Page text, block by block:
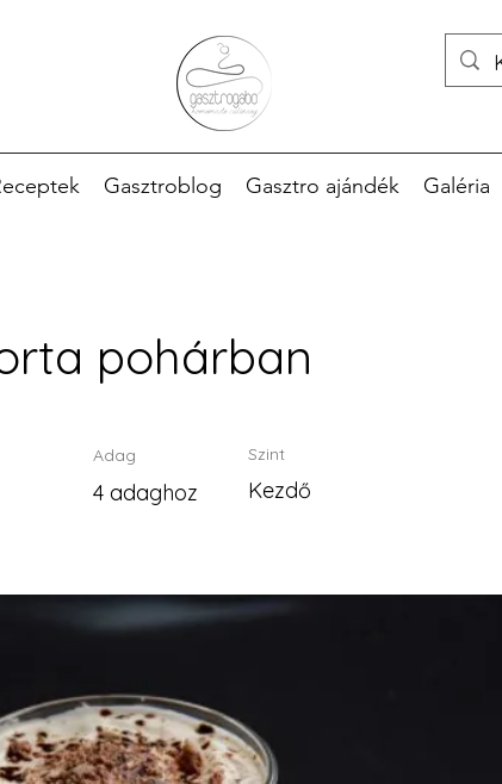
Gasztroblog Gasztro ajándék Galéria
pohárban
Adag
4 adaghoz
Szint
Kezdő